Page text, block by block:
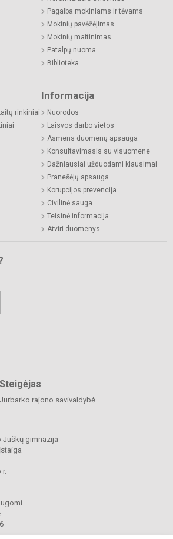
Pagalba mokiniams ir tėvams
Mokinių pavėžėjimas
Mokinių maitinimas
Patalpų nuoma
Biblioteka
rinkiniai
Informacija
Nuorodos
Laisvos darbo vietos
Asmens duomenų apsauga
Konsultavimasis su visuomene
Dažniausiai užduodami klausimai
Pranešėjų apsauga
Korupcijos prevencija
Civilinė sauga
Teisinė informacija
Atviri duomenys
Steigėjas
Jurbarko rajono savivaldybė
Juškų gimnazija